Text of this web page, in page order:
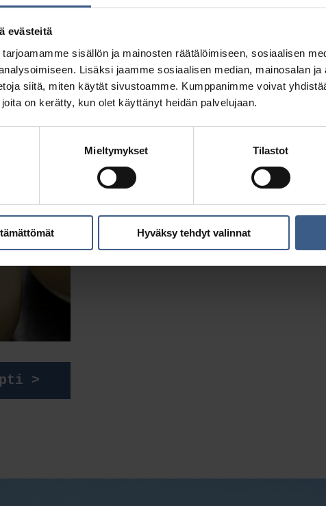
evästeitä
sisällön ja mainosten räätälöimiseen, sosiaalisen
Lisäksi jaamme sosiaalisen median, mainosalan ja
siitä, miten käytät sivustoamme. Kumppanimme voivat
on kerätty, kun olet käyttänyt heidän palvelujaan.
Mieltymykset Tilastot
Hyväksy tehdyt valinnat
>